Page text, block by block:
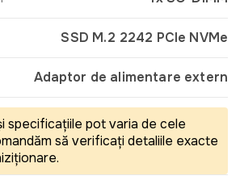
SSD M.2 2242 PCIe NVMe
Adaptor de alimentare extern
specificațiile pot varia de cele
să verificați detaliile exacte